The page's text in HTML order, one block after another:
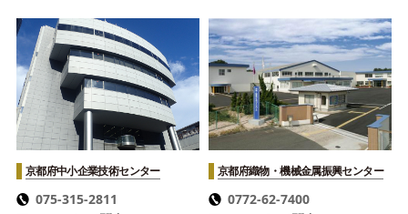
京都府中小企業技術センター
075-315-2811
京都府織物・機械金属振興センター
0772-62-7400